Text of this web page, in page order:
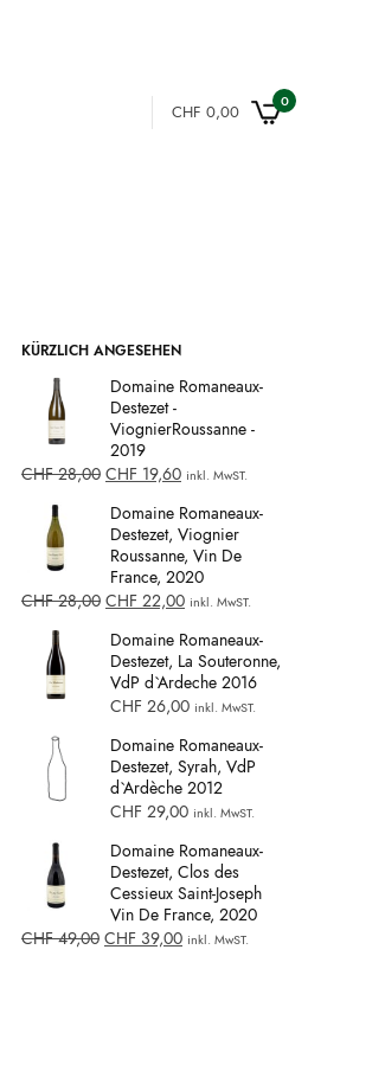
CHF 0,00
0
KÜRZLICH ANGESEHEN
Domaine Romaneaux-
Destezet -
ViognierRoussanne -
2019
CHF28,00 CHF 19,60 inkl. MwST.
Domaine Romaneaux-
Destezet, Viognier
Roussanne, Vin De
France, 2020
CHF28,00 CHF 22,00 inkl. MwST.
Domaine Romaneaux-
Destezet, La Souteronne,
VdP d`Ardeche 2016
CHF 26,00 inkl. MwST.
Domaine Romaneaux-
Destezet, Syrah, VdP
d`Ardèche 2012
CHF 29,00 inkl. MwST.
Domaine Romaneaux-
Destezet, Clos des
Cessieux Saint-Joseph
Vin De France, 2020
CHF49,00 CHF 39,00 inkl. MwST.